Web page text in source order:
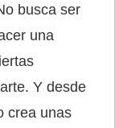
busca ser
una
Y desde
crea unas